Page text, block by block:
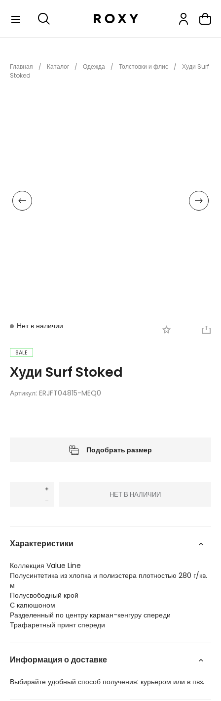
НОВИНКИ
АКСЕССУАРЫ
Главная Каталог Одежда Толстовки и флис
Худи Surf
Stoked
Нет в наличии
SALE
Худи Surf Stoked
Артикул: ERJFT04815-MEQ0
Подобрать размер
НЕТ В НАЛИЧИИ
Характеристики
Коллекция Value Line
Полусинтетика из хлопка и полиэстера плотностью 280 г/кв.
м
Полусвободный крой
С капюшоном
Разделенный по центру карман-кенгуру спереди
Трафаретный принт спереди
Информация о доставке
Выбирайте удобный способ получения: курьером или в пвз.